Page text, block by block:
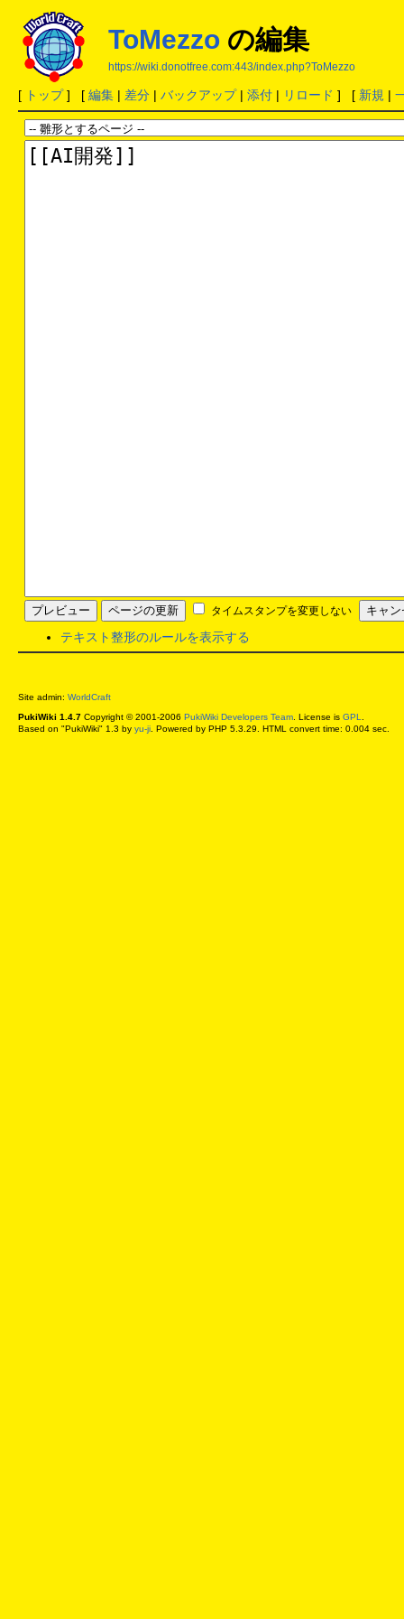
ToMezzoの編集
https://wiki.donotfree.com:443/index.php?ToMezzo
[ トップ] [ 編集| 差分| バックアップ| 添付| リロード ] [ 新規 |
タイムスタンプを変更しない
テキスト整形のルールを表示する
Site admin: WorldCraft
PukiWiki 1.4.7Copyright © 2001-2006 PukiWiki Developers Team. License is GPL
Based on "PukiWiki" 1.3 by yu-ji. Powered by PHP 5.3.29. HTML convert time: 0.004 sec.